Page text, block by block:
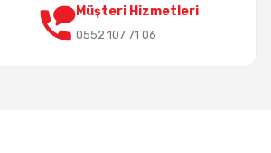
Müşteri Hizmetleri
0552 107 71 06